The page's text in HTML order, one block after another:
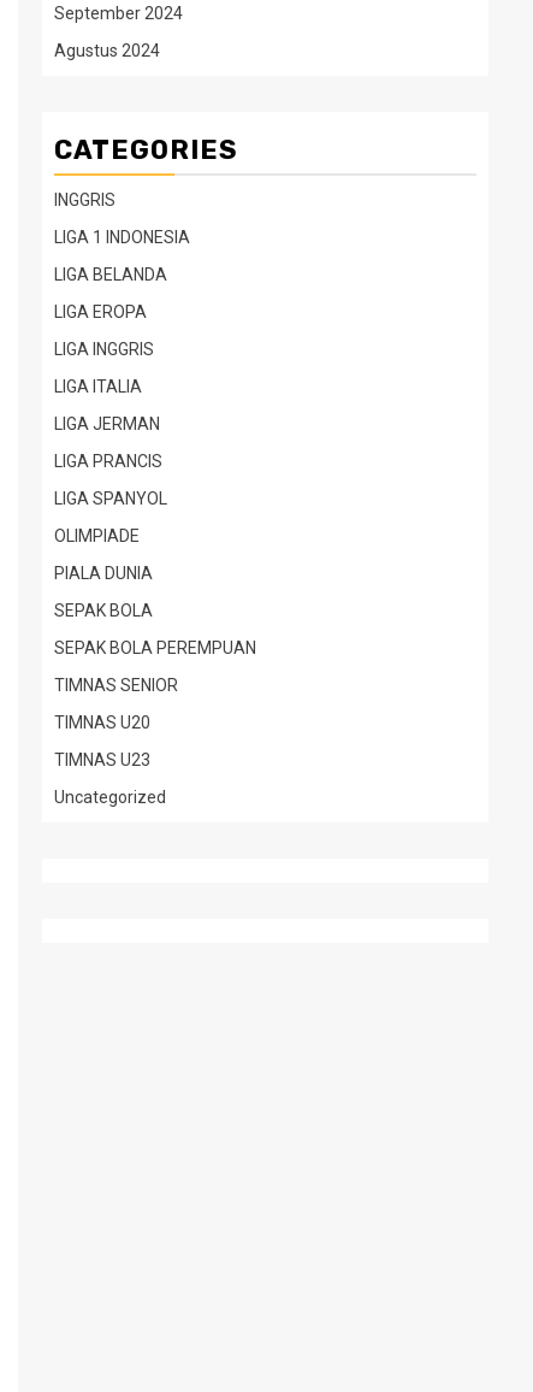
September 2024
Agustus 2024
CATEGORIES
INGGRIS
LIGA 1 INDONESIA
LIGA BELANDA
LIGA EROPA
LIGA INGGRIS
LIGA ITALIA
LIGA JERMAN
LIGA PRANCIS
LIGA SPANYOL
OLIMPIADE
PIALA DUNIA
SEPAK BOLA
SEPAK BOLA PEREMPUAN
TIMNAS SENIOR
TIMNAS U20
TIMNAS U23
Uncategorized